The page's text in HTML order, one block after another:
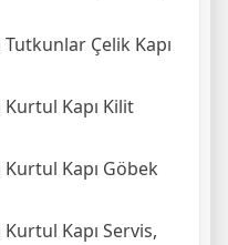
Çelik Kapı
Kapı Kilit
Kapı Göbek
Kapı Servis,